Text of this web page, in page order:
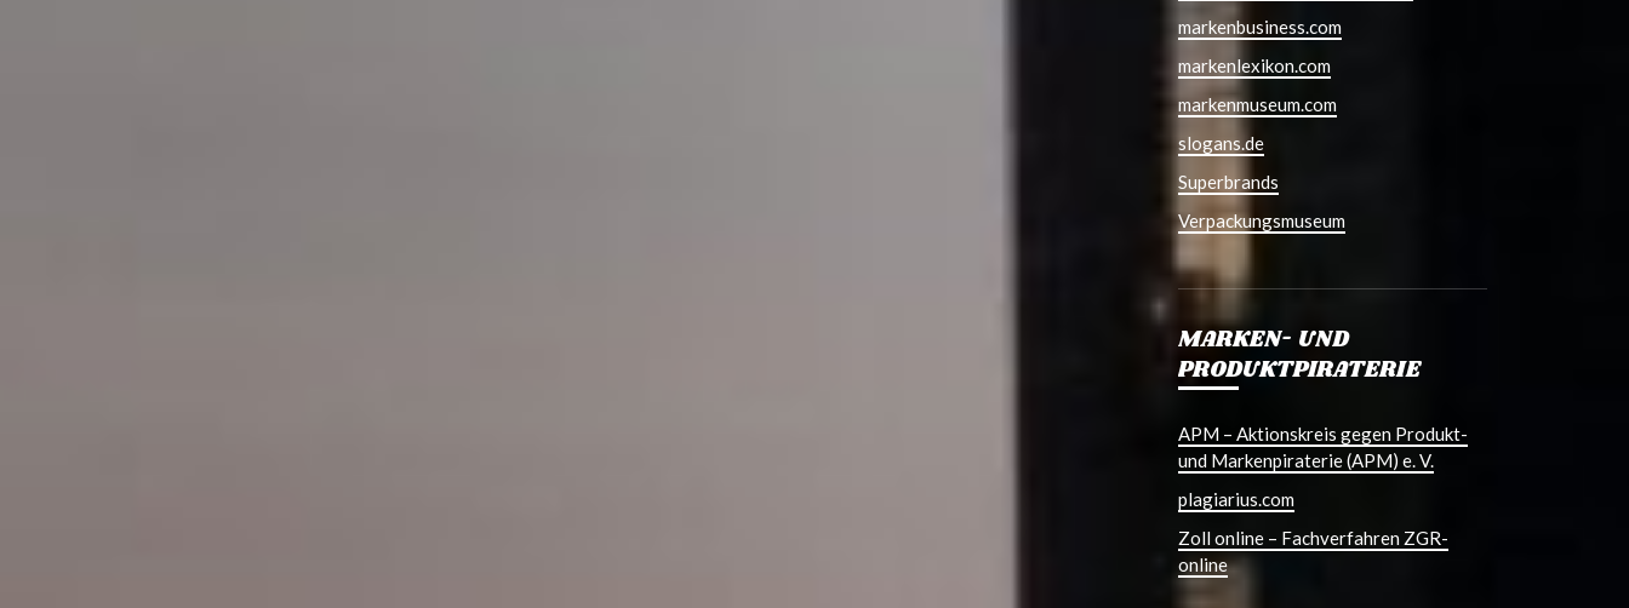
markenbusiness.com
markenlexikon.com
markenmuseum.com
slogans.de
Superbrands
Verpackungsmuseum
MARKEN- UND
PRODUKTPIRATERIE
APM – Aktionskreis gegen Produkt-
und Markenpiraterie (APM) e. V.
plagiarius.com
Zoll online – Fachverfahren ZGR-
online